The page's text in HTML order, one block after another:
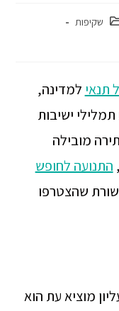
שקיפות
תנאי למדינה,
ישיבות
מובילה
התנועה לחופש
שהצטרפו
מוציא עת הוא